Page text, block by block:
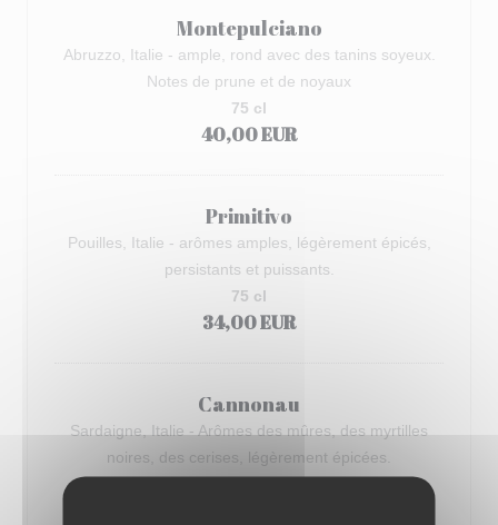
Montepulciano
Abruzzo, Italie - ample, rond avec des tanins soyeux.
Notes de prune et de noyaux
40,00 EUR
75 cl
Primitivo
Pouilles, Italie - arômes amples, légèrement épicés,
persistants et puissants.
34,00 EUR
75 cl
Cannonau
Sardaigne, Italie - Arômes des mûres, des myrtilles
noires, des cerises, légèrement épicées.